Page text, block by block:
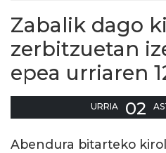
Zabalik dago
zerbitzuetan
epea urriaren
URRIA 02
Abendura bitarteko